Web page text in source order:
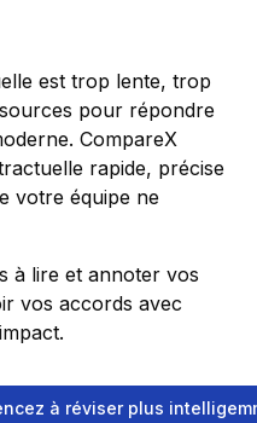
est trop lente, trop
pour répondre
CompareX
rapide, précise
votre équipe ne
à lire et annoter vos
vos accords avec
à réviser plus